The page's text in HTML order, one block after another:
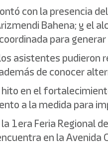
con la presencia
Bahena; y el
para
asistentes
de conocer
en el
a la medida para
1era Feria Regional
en la